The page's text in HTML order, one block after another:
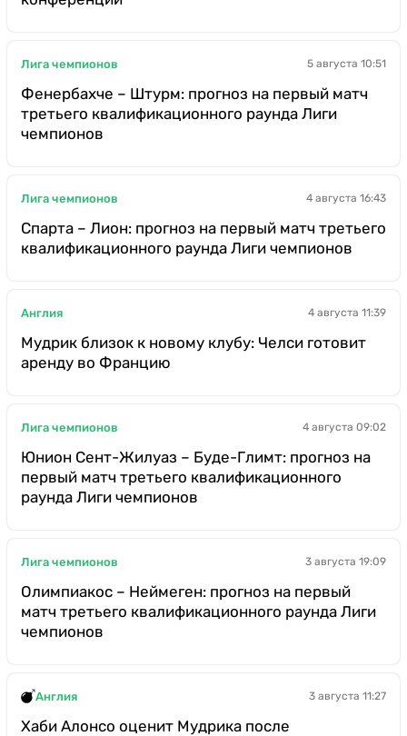
Лига чемпионов 5 августа 10:51
Фенербахче – Штурм: прогноз на первый матч
третьего квалификационного раунда Лиги
чемпионов
Лига чемпионов 4 августа 16:43
Спарта – Лион: прогноз на первый матч третьего
квалификационного раунда Лиги чемпионов
Англия 4 августа 11:39
Мудрик близок к новому клубу: Челси готовит
аренду во Францию
Лига чемпионов 4 августа 09:02
Юнион Сент-Жилуаз – Буде-Глимт: прогноз на
первый матч третьего квалификационного
раунда Лиги чемпионов
Лига чемпионов 3 августа 19:09
Олимпиакос – Неймеген: прогноз на первый
матч третьего квалификационного раунда Лиги
чемпионов
Англия 3 августа 11:27
Хаби Алонсо оценит Мудрика после